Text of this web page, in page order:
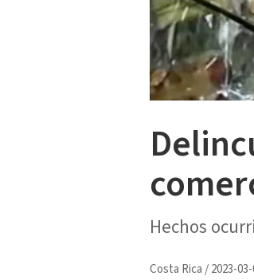
Hechos
Costa Rica /2023-